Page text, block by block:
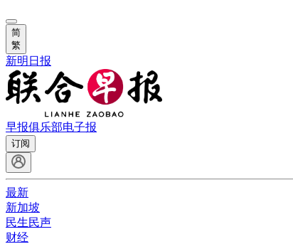
简
繁
新明日报
早报俱乐部电子报
订阅
最新
新加坡
民生民声
财经